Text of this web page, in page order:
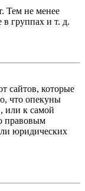
Тем не менее
группах и т. д.
сайтов, которые
что опекуны
или к самой
правовым
юридических